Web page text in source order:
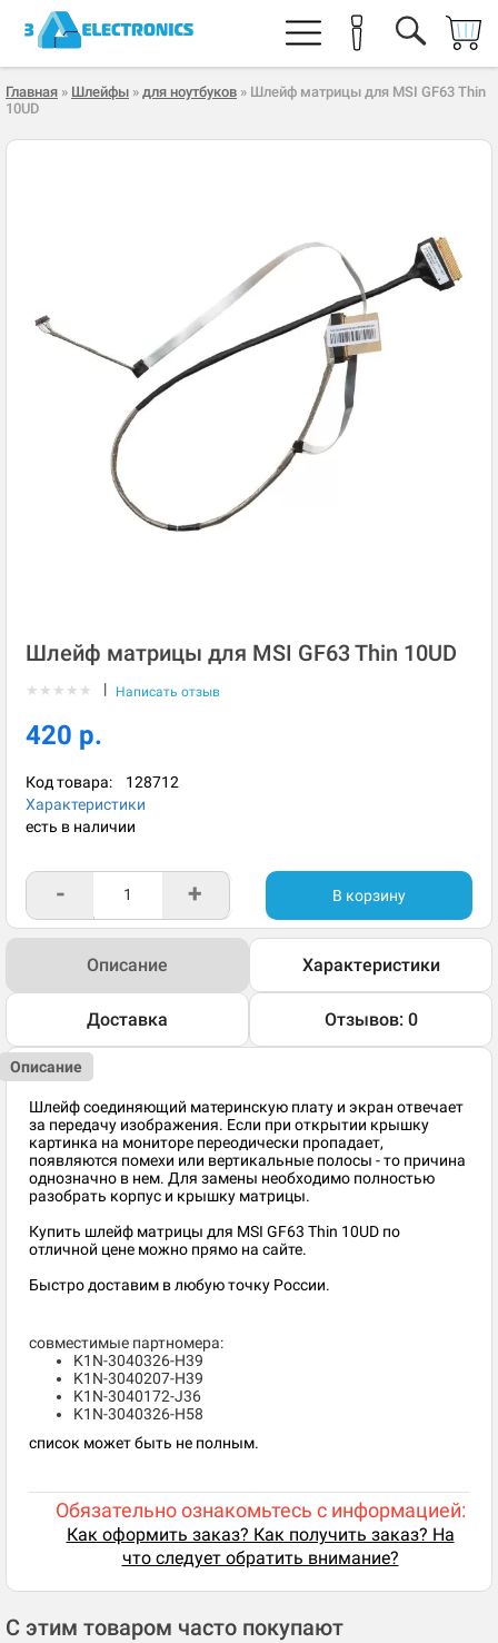
Главная » Шлейфы » для ноутбуков » Шлейф матрицы для MSI GF63 Thin
10UD
Шлейф матрицы для MSI GF63 Thin 10UD
★ ★ ★ ★ ★ | Написать отзыв
420 р.
Код товара: 128712
Характеристики
есть в наличии
- + В корзину
Описание Характеристики
Доставка Отзывов: 0
Описание
Шлейф соединяющий материнскую плату и экран отвечает
за передачу изображения. Если при открытии крышку
картинка на мониторе переодически пропадает,
появляются помехи или вертикальные полосы - то причина
однозначно в нем. Для замены необходимо полностью
разобрать корпус и крышку матрицы.
Купить шлейф матрицы для MSI GF63 Thin 10UD по
отличной цене можно прямо на сайте.
Быстро доставим в любую точку России.
совместимые партномера:
K1N-3040326-H39
K1N-3040207-H39
K1N-3040172-J36
K1N-3040326-H58
список может быть не полным.
Обязательно ознакомьтесь с информацией:
Как оформить заказ? Как получить заказ? На
что следует обратить внимание?
С этим товаром часто покупают